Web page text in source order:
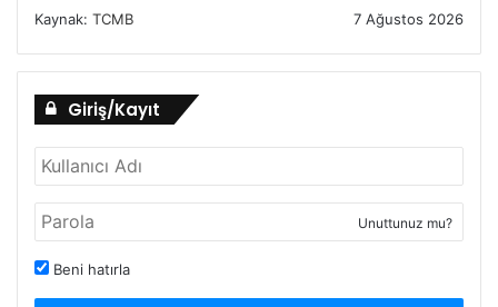
Kaynak: TCMB 7 Ağustos 2026
Giriş/Kayıt
Unuttunuz mu?
Beni hatırla